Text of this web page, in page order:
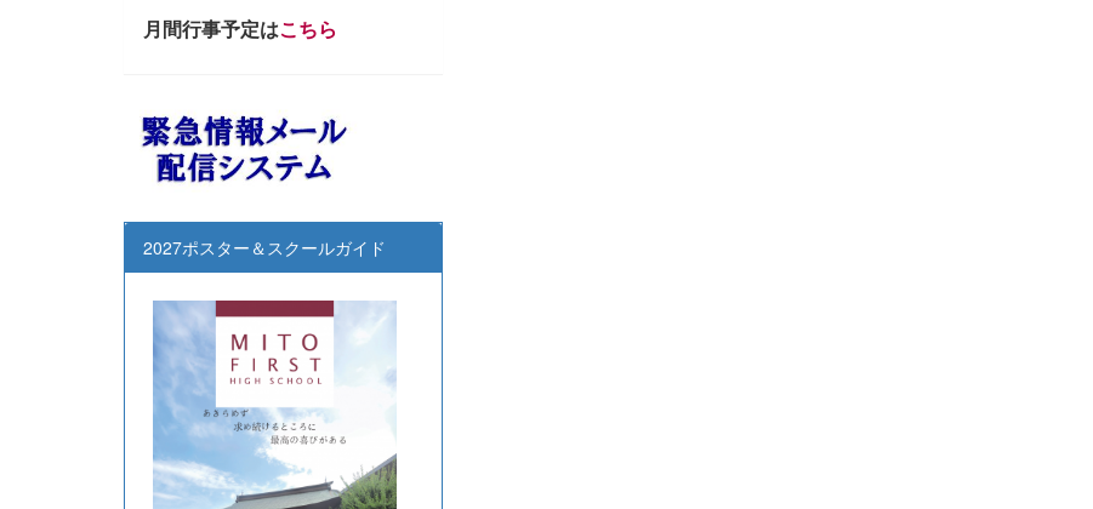
月間行事予定はこちら
2027ポスター＆スクールガイド